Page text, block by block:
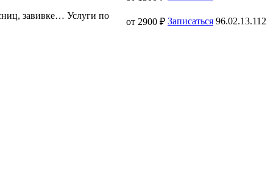
завивке… Услуги по
от 2900 ₽ Записаться 96.02.13.112